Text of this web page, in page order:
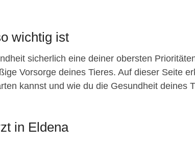
wichtig ist
sicherlich eine deiner obersten
Vorsorge deines Tieres. Auf dieser Seite
kannst und wie du die Gesundheit deines
in Eldena